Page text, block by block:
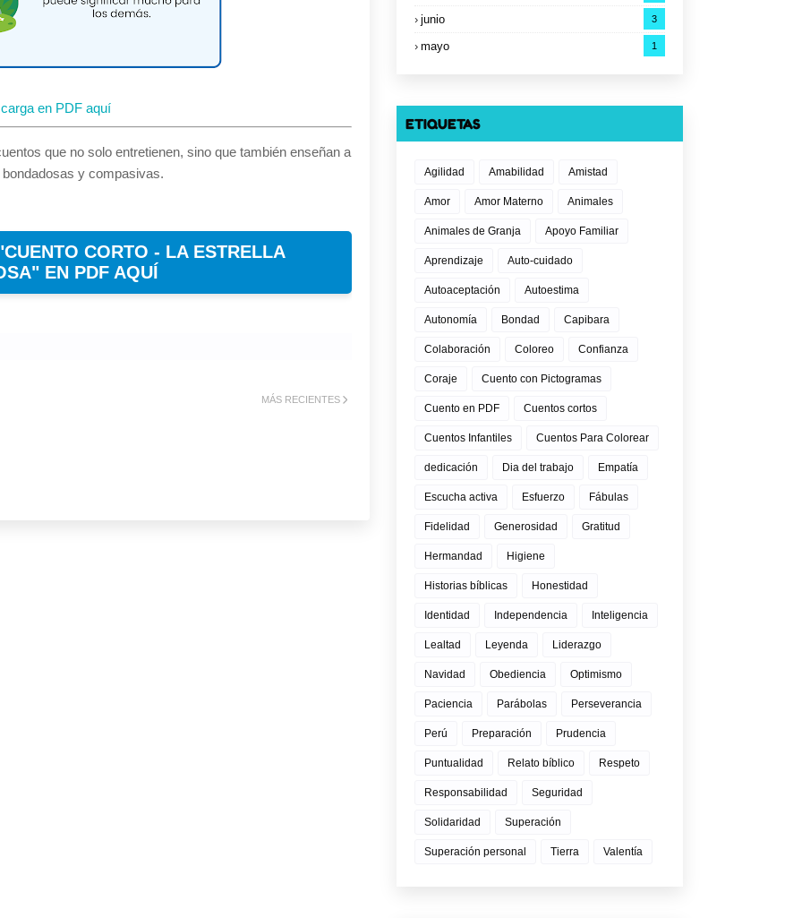
en PDF aquí
que no solo entretienen, sino que también enseñan a
y compasivas.
CORTO - LA ESTRELLA
EN PDF AQUÍ
MÁS RECIENTES
junio 3
mayo 1
ETIQUETAS
Agilidad Amabilidad Amistad
Amor Amor Materno Animales
Animales de Granja Apoyo Familiar
Aprendizaje Auto-cuidado
Autoaceptación Autoestima
Autonomía Bondad Capibara
Colaboración Coloreo Confianza
Coraje Cuento con Pictogramas
Cuento en PDF Cuentos cortos
Cuentos Infantiles Cuentos Para Colorear
dedicación Dia del trabajo Empatía
Escucha activa Esfuerzo Fábulas
Fidelidad Generosidad Gratitud
Hermandad Higiene
Historias bíblicas Honestidad
Identidad Independencia Inteligencia
Lealtad Leyenda Liderazgo
Navidad Obediencia Optimismo
Paciencia Parábolas Perseverancia
Perú Preparación Prudencia
Puntualidad Relato bíblico Respeto
Responsabilidad Seguridad
Solidaridad Superación
Superación personal Tierra Valentía